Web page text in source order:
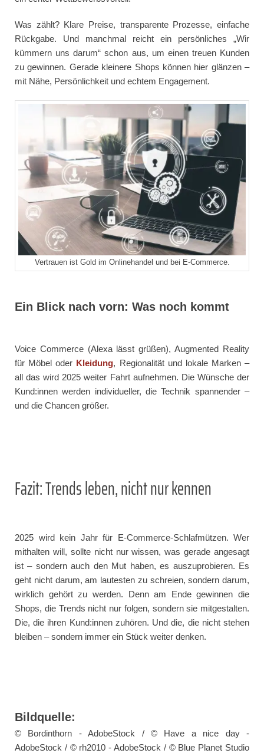
Was zählt? Klare Preise, transparente Prozesse, einfache
Rückgabe. Und manchmal reicht ein persönliches „Wir
kümmern uns darum“ schon aus, um einen treuen Kunden
zu gewinnen. Gerade kleinere Shops können hier glänzen –
mit Nähe, Persönlichkeit und echtem Engagement.
Vertrauen ist Gold im Onlinehandel und bei E-Commerce.
Ein Blick nach vorn: Was noch kommt
Voice Commerce (Alexa lässt grüßen), Augmented Reality
für Möbel oder Kleidung, Regionalität und lokale Marken –
all das wird 2025 weiter Fahrt aufnehmen. Die Wünsche der
Kund:innen werden individueller, die Technik spannender –
und die Chancen größer.
Fazit: Trends leben, nicht nur kennen
2025 wird kein Jahr für E-Commerce-Schlafmützen. Wer
mithalten will, sollte nicht nur wissen, was gerade angesagt
ist – sondern auch den Mut haben, es auszuprobieren. Es
geht nicht darum, am lautesten zu schreien, sondern darum,
wirklich gehört zu werden. Denn am Ende gewinnen die
Shops, die Trends nicht nur folgen, sondern sie mitgestalten.
Die, die ihren Kund:innen zuhören. Und die, die nicht stehen
bleiben – sondern immer ein Stück weiter denken.
Bildquelle:
© Bordinthorn - AdobeStock / © Have a nice day -
AdobeStock / © rh2010 - AdobeStock / © Blue Planet Studio